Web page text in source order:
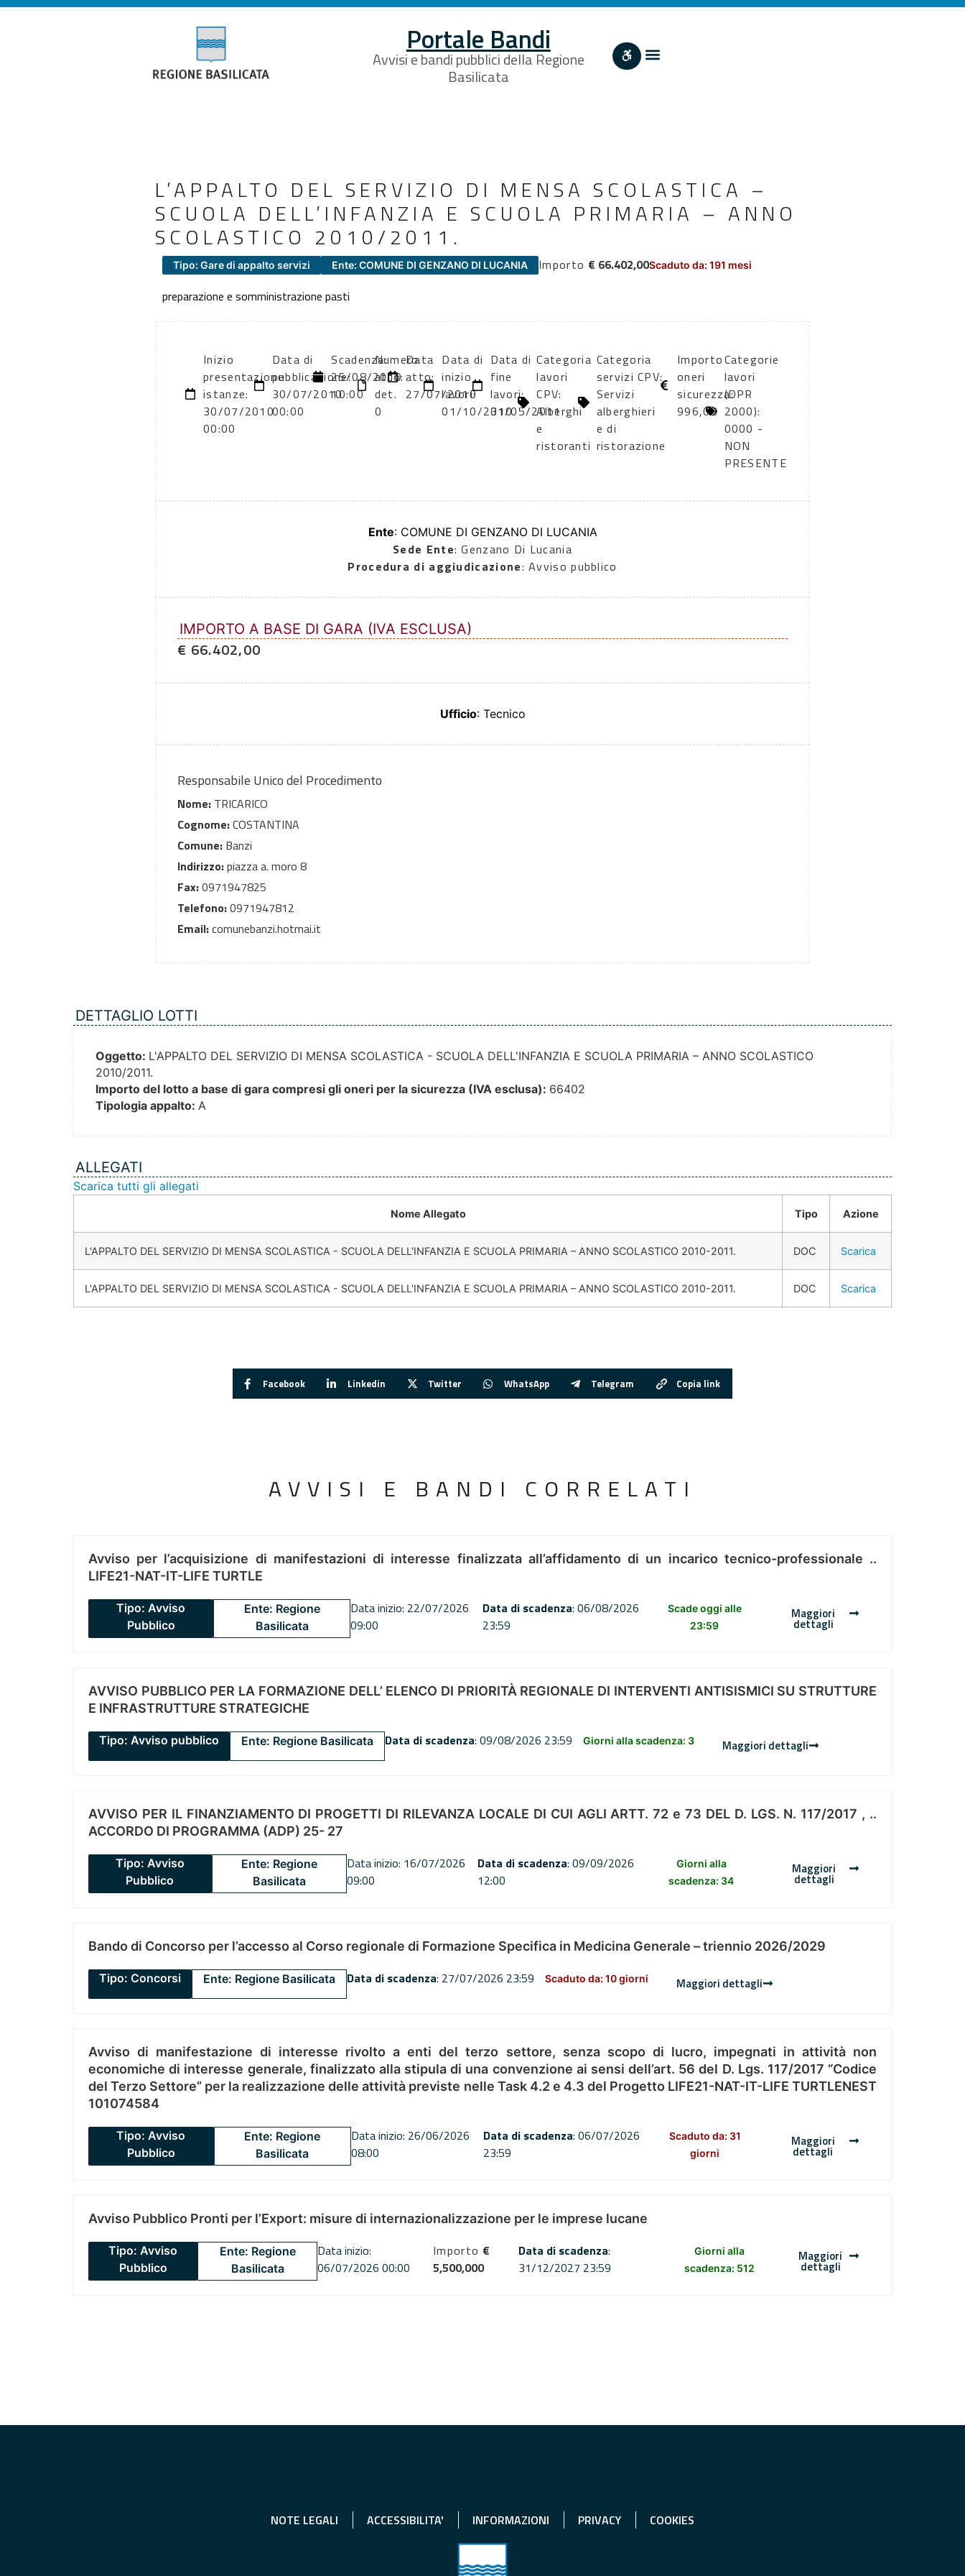
Portale Bandi
Avvisi e bandi pubblici della Regione
Basilicata
L’APPALTO DEL SERVIZIO DI MENSA SCOLASTICA –
SCUOLA DELL’INFANZIA E SCUOLA PRIMARIA – ANNO
SCOLASTICO 2010/2011.
Tipo: Gare di appalto servizi Ente: COMUNE DI GENZANO DI LUCANIA Importo € 66.402,00Scaduto da: 191 mesi
preparazione e somministrazione pasti
Inizio
presentazione
istanze:
30/07/2010
00:00
Data di
pubblicazione:
30/07/2010
00:00
Scadenza:
25/08/2010
10:00
Numero
atto:
det.
0
Data
atto:
27/07/2010
Data di
inizio
lavori:
01/10/2010
Data di
fine
lavori:
31/05/2011
Categoria
lavori
CPV:
Alberghi
e
ristoranti
Categoria
servizi CPV:
Servizi
alberghieri
e di
ristorazione
Importo
oneri
sicurezza:
996,03
Categorie
lavori
(DPR
2000):
0000 -
NON
PRESENTE
Ente: COMUNE DI GENZANO DI LUCANIA
Sede Ente: Genzano Di Lucania
Procedura di aggiudicazione: Avviso pubblico
IMPORTO A BASE DI GARA (IVA ESCLUSA)
€ 66.402,00
Ufficio: Tecnico
Responsabile Unico del Procedimento
Nome: TRICARICO
Cognome:COSTANTINA
Comune: Banzi
Indirizzo:piazza a. moro 8
Fax:0971947825
Telefono:0971947812
Email:comunebanzi.hotmai.it
DETTAGLIO LOTTI
Oggetto: L'APPALTO DEL SERVIZIO DI MENSA SCOLASTICA - SCUOLA DELL'INFANZIA E SCUOLA PRIMARIA – ANNO SCOLASTICO
2010/2011.
Importo del lotto a base di gara compresi gli oneri per la sicurezza (IVA esclusa): 66402
Tipologia appalto: A
ALLEGATI
Scarica tutti gli allegati
Nome Allegato Tipo Azione
L'APPALTO DEL SERVIZIO DI MENSA SCOLASTICA - SCUOLA DELL'INFANZIA E SCUOLA PRIMARIA – ANNO SCOLASTICO 2010-2011. DOC Scarica
L'APPALTO DEL SERVIZIO DI MENSA SCOLASTICA - SCUOLA DELL'INFANZIA E SCUOLA PRIMARIA – ANNO SCOLASTICO 2010-2011. DOC Scarica
Facebook Linkedin Twitter WhatsApp Telegram Copia link
AVVISI E BANDI CORRELATI
Avviso per l’acquisizione di manifestazioni di interesse finalizzata all’affidamento di un incarico tecnico-professionale ..
LIFE21-NAT-IT-LIFE TURTLE
Tipo: Avviso
Pubblico
Ente: Regione
Basilicata
Data inizio: 22/07/2026
09:00
Data di scadenza: 06/08/2026
23:59
Scade oggi alle
23:59
Maggiori
dettagli
AVVISO PUBBLICO PER LA FORMAZIONE DELL’ ELENCO DI PRIORITÀ REGIONALE DI INTERVENTI ANTISISMICI SU STRUTTURE
E INFRASTRUTTURE STRATEGICHE
Tipo: Avviso pubblico Ente: Regione Basilicata Data di scadenza: 09/08/2026 23:59 Giorni alla scadenza: 3 Maggiori dettagli
AVVISO PER IL FINANZIAMENTO DI PROGETTI DI RILEVANZA LOCALE DI CUI AGLI ARTT. 72 e 73 DEL D. LGS. N. 117/2017 , ..
ACCORDO DI PROGRAMMA (ADP) 25- 27
Tipo: Avviso
Pubblico
Ente: Regione
Basilicata
Data inizio: 16/07/2026
09:00
Data di scadenza: 09/09/2026
12:00
Giorni alla
scadenza: 34
Maggiori
dettagli
Bando di Concorso per l’accesso al Corso regionale di Formazione Specifica in Medicina Generale – triennio 2026/2029
Tipo: Concorsi Ente: Regione Basilicata Data di scadenza: 27/07/2026 23:59 Scaduto da: 10 giorni Maggiori dettagli
Avviso di manifestazione di interesse rivolto a enti del terzo settore, senza scopo di lucro, impegnati in attività non
economiche di interesse generale, finalizzato alla stipula di una convenzione ai sensi dell’art. 56 del D. Lgs. 117/2017 “Codice
del Terzo Settore” per la realizzazione delle attività previste nelle Task 4.2 e 4.3 del Progetto LIFE21-NAT-IT-LIFE TURTLENEST
101074584
Tipo: Avviso
Pubblico
Ente: Regione
Basilicata
Data inizio: 26/06/2026
08:00
Data di scadenza: 06/07/2026
23:59
Scaduto da: 31
giorni
Maggiori
dettagli
Avviso Pubblico Pronti per l’Export: misure di internazionalizzazione per le imprese lucane
Tipo: Avviso
Pubblico
Ente: Regione
Basilicata
Data inizio:
06/07/2026 00:00
Importo €
5,500,000
Data di scadenza:
31/12/2027 23:59
Giorni alla
scadenza: 512
Maggiori
dettagli
NOTE LEGALI ACCESSIBILITA' INFORMAZIONI PRIVACY COOKIES